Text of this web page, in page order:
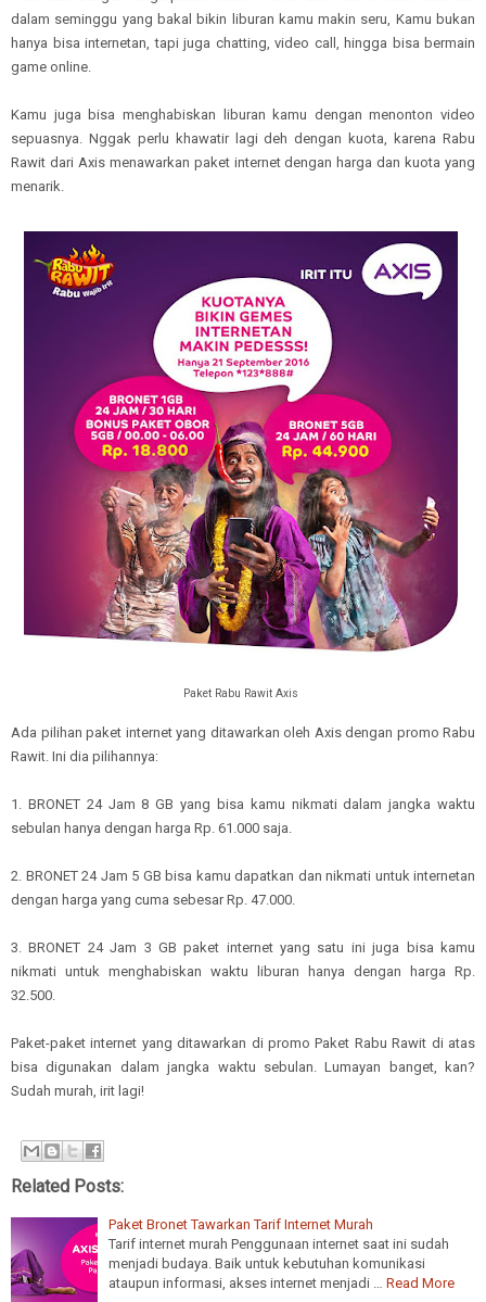
dalam seminggu yang bakal bikin liburan kamu makin seru, Kamu bukan
hanya bisa internetan, tapi juga chatting, video call, hingga bisa bermain
game online.
Kamu juga bisa menghabiskan liburan kamu dengan menonton video
sepuasnya. Nggak perlu khawatir lagi deh dengan kuota, karena Rabu
Rawit dari Axis menawarkan paket internet dengan harga dan kuota yang
menarik.
Paket Rabu Rawit Axis
Ada pilihan paket internet yang ditawarkan oleh Axis dengan promo Rabu
Rawit. Ini dia pilihannya:
1. BRONET 24 Jam 8 GB yang bisa kamu nikmati dalam jangka waktu
sebulan hanya dengan harga Rp. 61.000 saja.
2. BRONET 24 Jam 5 GB bisa kamu dapatkan dan nikmati untuk internetan
dengan harga yang cuma sebesar Rp. 47.000.
3. BRONET 24 Jam 3 GB paket internet yang satu ini juga bisa kamu
nikmati untuk menghabiskan waktu liburan hanya dengan harga Rp.
32.500.
Paket-paket internet yang ditawarkan di promo Paket Rabu Rawit di atas
bisa digunakan dalam jangka waktu sebulan. Lumayan banget, kan?
Sudah murah, irit lagi!
Related Posts:
Paket Bronet Tawarkan Tarif Internet Murah
Tarif internet murah Penggunaan internet saat ini sudah
menjadi budaya. Baik untuk kebutuhan komunikasi
ataupun informasi, akses internet menjadi …
Read More